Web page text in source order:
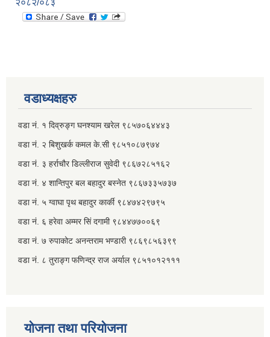
२०८२/०८३
वडाध्यक्षहरु
वडा नं. १ दिव्रुङ्ग घनश्याम खरेल ९८५७०६४४४३
वडा नं. २ ‌‍बिशुखर्क कमल के.सी ९८५१०८७९७४
वडा नं. ३ हर्राचौर डिल्लीराज सुवेदी ९८६७२८५१६२
वडा नं. ४ शान्तिपुर बल बहादुर बस्नेत​ ९८६७३३५७३७
वडा नं. ५ ग्वाघा पृथ बहादुर कार्की ९८४७४२९७९५
वडा नं. ६ हरेवा अम्मर सिं दगामी​ ९८४४७७००६९
वडा नं. ७ ‌‍रुपाकोट अनन्तराम भण्डारी ९८६९८५६३९९
वडा नं. ८ तुराङ्ग फणिन्द्र राज अर्याल ९८५१०१२१११
योजना तथा परियोजना